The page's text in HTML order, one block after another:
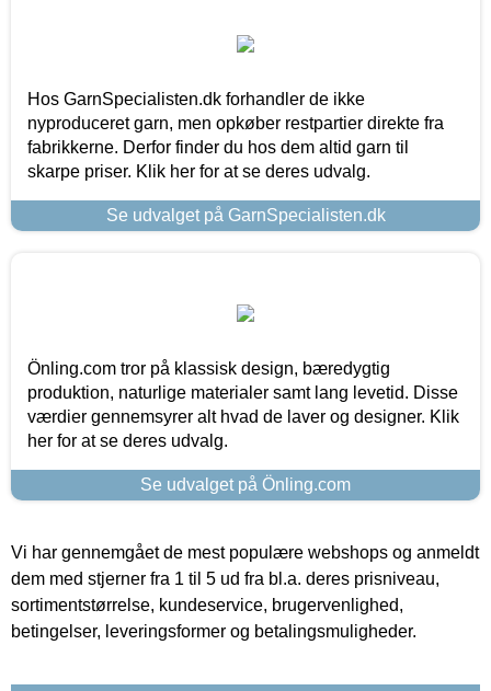
Hos GarnSpecialisten.dk forhandler de ikke
nyproduceret garn, men opkøber restpartier direkte fra
fabrikkerne. Derfor finder du hos dem altid garn til
skarpe priser. Klik her for at se deres udvalg.
Se udvalget på GarnSpecialisten.dk
Önling.com tror på klassisk design, bæredygtig
produktion, naturlige materialer samt lang levetid. Disse
værdier gennemsyrer alt hvad de laver og designer. Klik
her for at se deres udvalg.
Se udvalget på Önling.com
Vi har gennemgået de mest populære webshops og anmeldt
dem med stjerner fra 1 til 5 ud fra bl.a. deres prisniveau,
sortimentstørrelse, kundeservice, brugervenlighed,
betingelser, leveringsformer og betalingsmuligheder.